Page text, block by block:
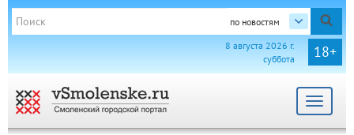
по новостям
18+
8 августа 2026 г.
суббота
Toggle